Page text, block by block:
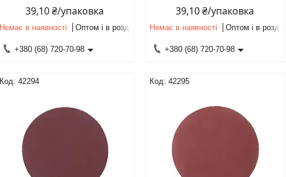
39,10 ₴/упаковка
Немає в наявності Оптом і в роздріб
+380 (68) 720-70-98
39,10 ₴/упаковка
Немає в наявності Оптом і в роздріб
+380 (68) 720-70-98
42294 42295